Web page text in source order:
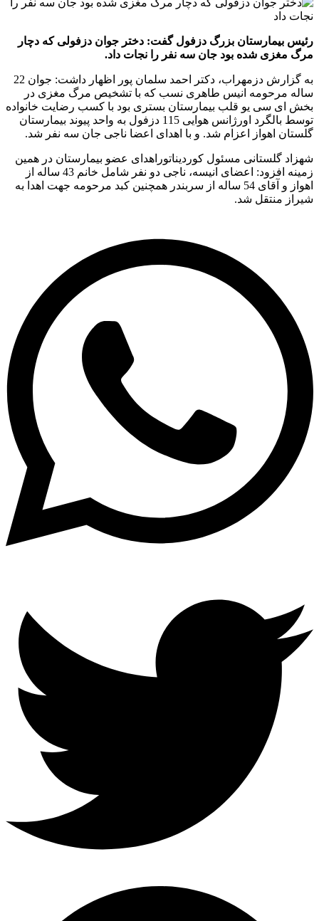
بیمارستان بزرگ دزفول گفت: دختر جوان دزفولی که دچار
مغزی شده بود جان سه نفر را نجات داد.
به گزارش دزمهراب، دکتر احمد سلمان پور اظهار داشت: جوان 22
مرحومه انیس طاهری نسب که با تشخیص مرگ مغزی در
ای سی یو قلب بیمارستان بستری بود با کسب رضایت خانواده
توسط بالگرد اورژانس هوایی 115 دزفول به واحد پیوند بیمارستان
اهواز اعزام شد. و با اهدای اعضا ناجی جان سه نفر شد.
گلستانی مسئول کوردیناتوراهدای عضو بیمارستان در همین
زمینه افزود: اعضای انیسه، ناجی دو نفر شامل خانم 43 ساله از
اهواز و آقای 54 ساله از سربندر همچنین کبد مرحومه جهت اهدا به
منتقل شد.